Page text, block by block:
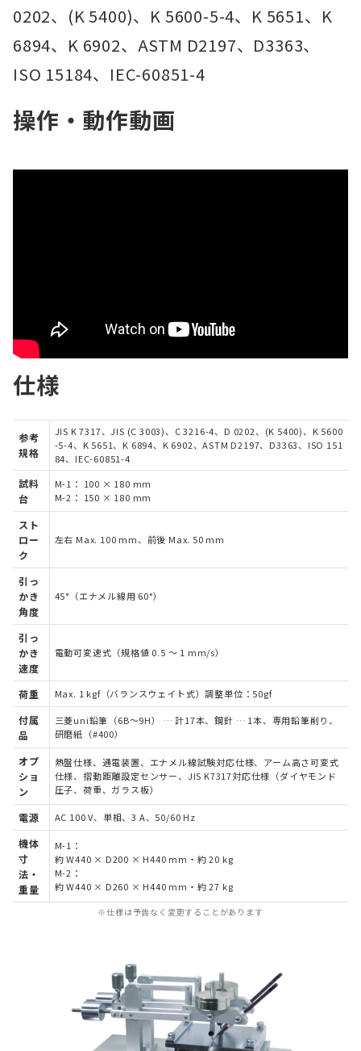
0202、(K 5400)、K 5600-5-4、K 5651、K
6894、K 6902、ASTM D2197、D3363、
ISO 15184、IEC-60851-4
操作・動作動画
仕様
参考
規格
JIS K 7317、JIS (C 3003)、C 3216-4、D 0202、(K 5400)、K 5600
-5-4、K 5651、K 6894、K 6902、ASTM D2197、D3363、ISO 151
84、IEC-60851-4
試料
台
M-1： 100 × 180 mm
M-2： 150 × 180 mm
スト
ロー
ク
左右 Max. 100 mm、前後 Max. 50 mm
引っ
かき
角度
45°（エナメル線用 60°）
引っ
かき
速度
電動可変速式（規格値 0.5 ～ 1 mm/s）
荷重 Max. 1 kgf（バランスウェイト式）調整単位：50gf
付属
品
三菱uni鉛筆（6B～9H） … 計17本、鋼針 … 1本、専用鉛筆削り、
研磨紙（#400）
オプ
ショ
ン
熱盤仕様、通電装置、エナメル線試験対応仕様、アーム高さ可変式
仕様、摺動距離設定センサー、JIS K7317対応仕様（ダイヤモンド
圧子、荷重、ガラス板）
電源 AC 100 V、単相、3 A、50/60 Hz
機体
寸
法・
重量
M-1：
約 W440 × D200 × H440 mm・約 20 kg
M-2：
約 W440 × D260 × H440 mm・約 27 kg
※仕様は予告なく変更することがあります